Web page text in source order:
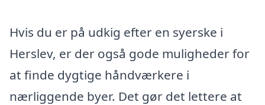
Hvis du er på udkig efter en syerske i
Herslev, er der også gode muligheder for
at finde dygtige håndværkere i
nærliggende byer. Det gør det lettere at